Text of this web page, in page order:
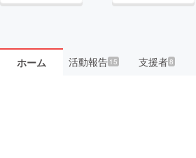
ホーム 活動報告15 支援者8